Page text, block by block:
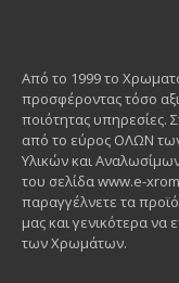
Από το 1999 το
προσφέροντας τόσο
ποιότητας υπηρεσίες.
από το εύρος ΟΛΩΝ
Υλικών και
του σελίδα www.e-
παραγγέλνετε τα
μας και γενικότερα να
των Χρωμάτων.